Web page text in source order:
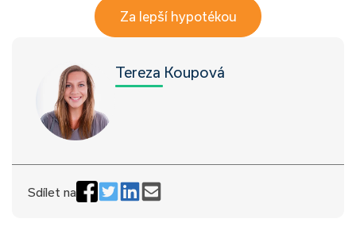
Za lepší hypotékou
Tereza Koupová
Sdílet na